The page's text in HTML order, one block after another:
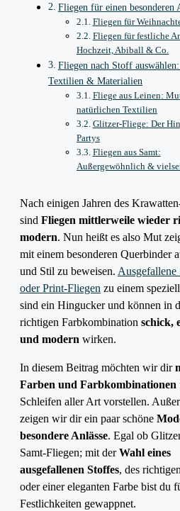
Fliegen für einen besonderen
Fliegen für
Fliegen für festliche
Hochzeit, Abiball & Co.
Fliegen nach Stoff auswählen:
Textilien & Materialien
Fliege aus Leinen:
natürlichen Textilien
Glitzer-Fliege: Der
Partys
Fliegen aus Samt:
Außergewöhnlich &
Nach einigen Jahren des
sind Fliegen mittlerweile wieder
modern. Nun heißt es also Mut
mit einem besonderen Querbinder
und Stil zu beweisen. Ausgefallene
oder Print-Fliegen zu einem
sind ein Hingucker und können in
richtigen Farbkombination schick,
und modern wirken.
In diesem Beitrag möchten wir dir
Farben und Farbkombinationen
Schleifen aller Art vorstellen.
zeigen wir dir ein paar schöne
besondere Anlässe. Egal ob
Samt-Fliegen; mit derWahl eines
ausgefallenen Stoffes, des
oder einer eleganten Farbe bist du
Festlichkeiten gewappnet.